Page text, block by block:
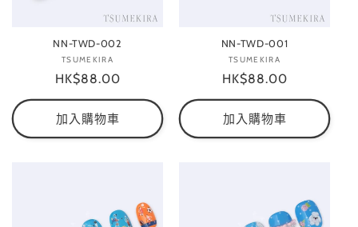
NN-TWD-002
廠
商：
TSUMEKIRA
定
價
HK$88.00
加入購物車
NN-TWD-001
廠
商：
TSUMEKIRA
定
價
HK$88.00
加入購物車